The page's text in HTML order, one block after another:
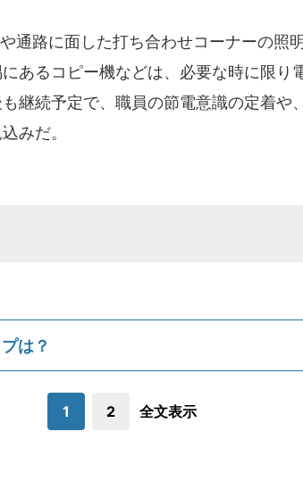
通路に面した打ち合わせコーナーの照
あるコピー機などは、必要な時に限り
継続予定で、職員の節電意識の定着や
みだ。
は？
1 2 全文表示